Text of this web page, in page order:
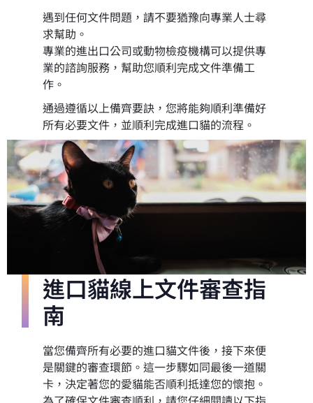
遇到任何文件問題，請不要猶豫向專業人士尋
求幫助。
專業的進出口公司或動物檢疫機構可以提供專
業的諮詢服務，幫助您順利完成文件準備工
作。
通過遵循以上備齊要訣，您將能夠順利準備好
所有必要文件，並順利完成進口貓的流程。
進口貓線上文件審查指
南
當您備齊所有必要的進口貓文件後，接下來便
是關鍵的審查環節。這一步驟如同最後一道關
卡，決定著您的愛貓能否順利抵達您的懷抱。